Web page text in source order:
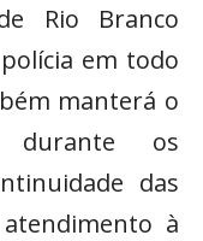
Rio Branco
em todo
manterá o
durante os
das
à